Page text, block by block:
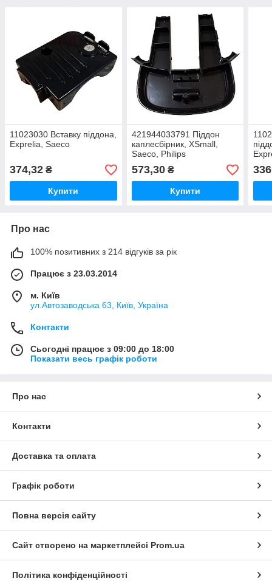
11023030 Вставку піддона,
Exprelia, Saeco
374,32 ₴
Купити
421944033791 Піддон
каплесбірник, XSmall,
Saeco, Philips
573,30₴
Купити
336
Про нас
100% позитивних з 214 відгуків за рік
Працює з 23.03.2014
м. Київ
ул.Автозаводська 63, Київ, Україна
Контакти
Сьогодні працює з 09:00 до 18:00
Показати весь графік роботи
Про нас
Контакти
Доставка та оплата
Графік роботи
Повна версія сайту
Сайт створено на маркетплейсі Prom.ua
Політика конфіденційності